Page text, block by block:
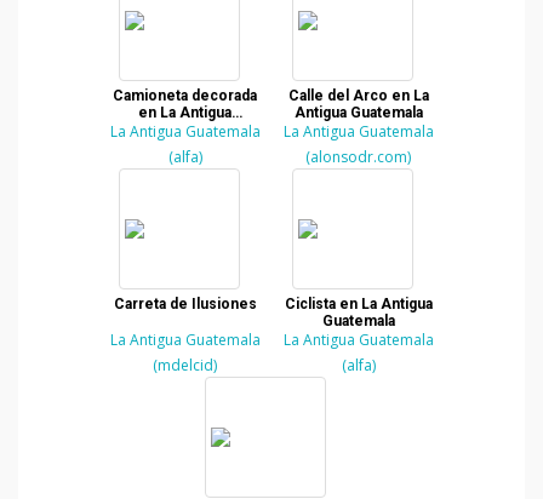
Camioneta decorada
en La Antigua
Guatemala
La Antigua Guatemala
(alfa)
Calle del Arco en La
Antigua Guatemala
La Antigua Guatemala
(alonsodr.com)
Carreta de Ilusiones
La Antigua Guatemala
(mdelcid)
Ciclista en La Antigua
Guatemala
La Antigua Guatemala
(alfa)